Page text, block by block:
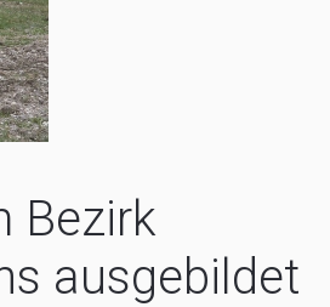
Bezirk
ausgebildet